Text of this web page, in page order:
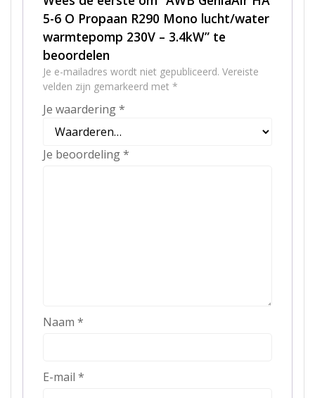
5-6 O Propaan R290 Mono lucht/water
warmtepomp 230V – 3.4kW” te
beoordelen
Je e-mailadres wordt niet gepubliceerd. Vereiste
velden zijn gemarkeerd met *
Je waardering*
Je beoordeling*
Naam *
E-mail *